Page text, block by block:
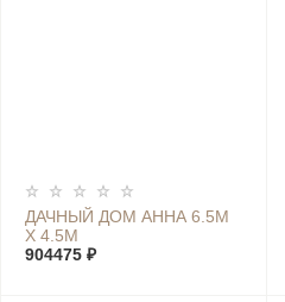
ДАЧНЫЙ ДОМ АННА 6.5М
Х 4.5М
904475 ₽